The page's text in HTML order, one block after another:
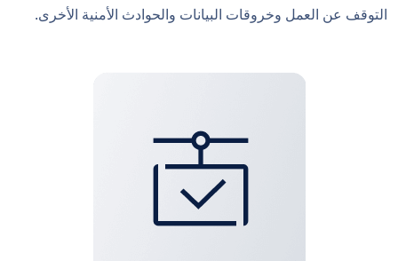
التوقف عن العمل وخروقات البيانات والحوادث الأمنية الأخرى.